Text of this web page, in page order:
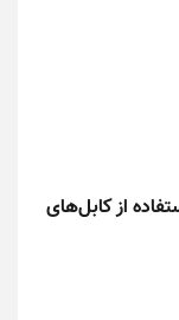
از کابل‌های